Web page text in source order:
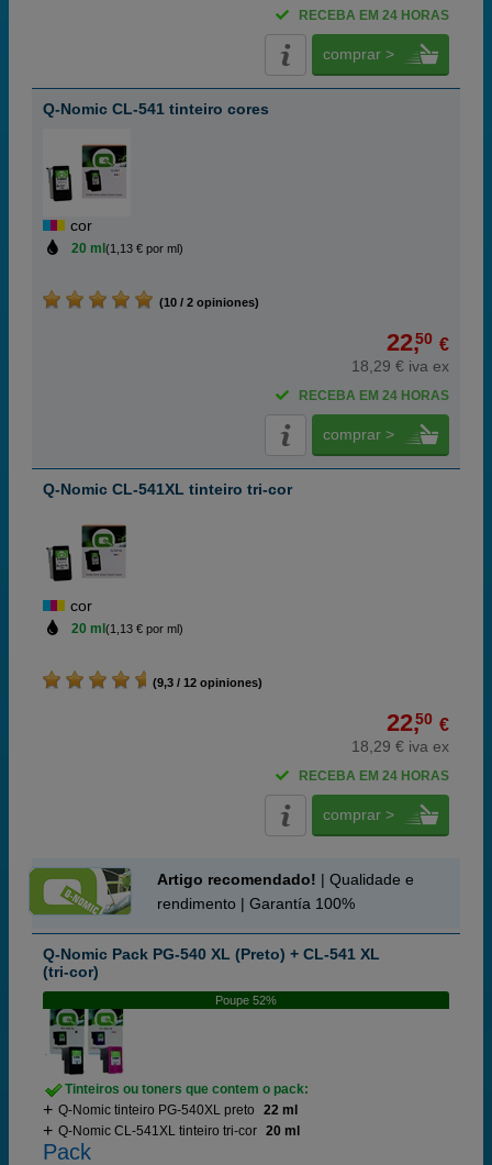
RECEBA EM 24 HORAS
comprar >
Q-Nomic CL-541 tinteiro cores
cor
20 ml (1,13 € por ml)
(10 / 2 opiniones)
22,50 €
18,29 € iva ex
RECEBA EM 24 HORAS
comprar >
Q-Nomic CL-541XL tinteiro tri-cor
cor
20 ml (1,13 € por ml)
(9,3 / 12 opiniones)
22,50 €
18,29 € iva ex
RECEBA EM 24 HORAS
comprar >
Artigo recomendado! | Qualidade e
rendimento | Garantía 100%
Q-Nomic Pack PG-540 XL (Preto) + CL-541 XL
(tri-cor)
Poupe 52%
Tinteiros ou toners que contem o pack:
Q-Nomic tinteiro PG-540XL preto
22 ml
Q-Nomic CL-541XL tinteiro tri-cor 20 ml
Pack